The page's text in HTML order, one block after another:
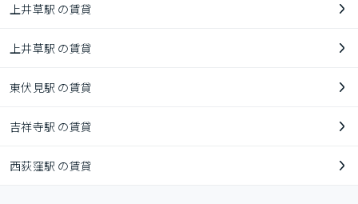
上井草駅 の賃貸
上井草駅 の賃貸
東伏見駅 の賃貸
吉祥寺駅 の賃貸
西荻窪駅 の賃貸